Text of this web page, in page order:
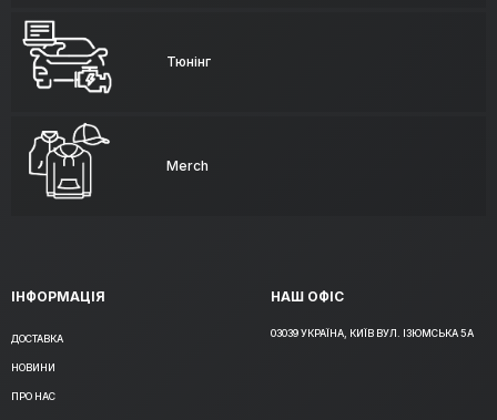
Тюнінг
Merch
ІНФОРМАЦІЯ
ДОСТАВКА
НОВИНИ
ПРО НАС
НАШ ОФІС
03039 УКРАЇНА, КИЇВ ВУЛ. ІЗЮМСЬКА 5А